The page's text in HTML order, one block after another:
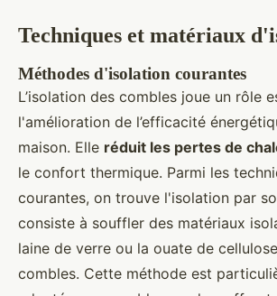
Techniques et matériaux
Méthodes d'isolation courantes
L’isolation des combles joue un rôle
l'amélioration de l’efficacité
maison. Elle réduit les pertes de
le confort thermique. Parmi les
courantes, on trouve l'isolation par
consiste à souffler des matériaux
laine de verre ou la ouate de
combles. Cette méthode est